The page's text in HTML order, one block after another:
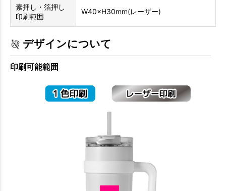
素押し・箔押し
印刷範囲
W40×H30mm(レーザー)
デザインについて
印刷可能範囲